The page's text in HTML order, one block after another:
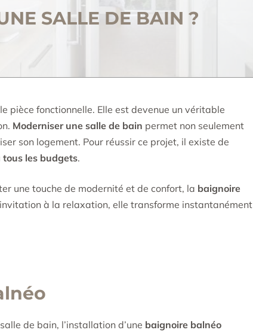
SALLE DE BAIN ?
pièce fonctionnelle. Elle est devenue un véritable
Moderniser une salle de bain permet non seulement
son logement. Pour réussir ce projet, il existe de
tous les budgets.
une touche de modernité et de confort, la baignoire
à la relaxation, elle transforme instantanément
de bain, l’installation d’une baignoire balnéo